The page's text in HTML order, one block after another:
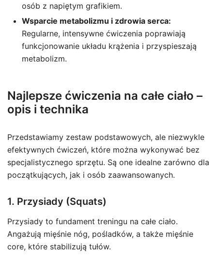
osób z napiętym grafikiem.
Wsparcie metabolizmu i zdrowia serca:
Regularne, intensywne ćwiczenia poprawiają
funkcjonowanie układu krążenia i przyspieszają
metabolizm.
Najlepsze ćwiczenia na całe ciało –
opis i technika
Przedstawiamy zestaw podstawowych, ale niezwykle
efektywnych ćwiczeń, które można wykonywać bez
specjalistycznego sprzętu. Są one idealne zarówno dla
początkujących, jak i osób zaawansowanych.
1. Przysiady (Squats)
Przysiady to fundament treningu na całe ciało.
Angażują mięśnie nóg, pośladków, a także mięśnie
core, które stabilizują tułów.